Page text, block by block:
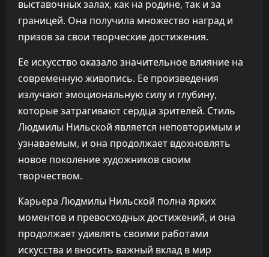
выставочных залах, как на родине, так и за
границей. Она получила множество наград и
призов за свои творческие достижения.
Ее искусство оказало значительное влияние на
современную живопись. Ее произведения
излучают эмоциональную силу и глубину,
которые затрагивают сердца зрителей. Стиль
Людмилы Нильской является неповторимым и
узнаваемым, и она продолжает вдохновлять
новое поколение художников своим
творчеством.
Карьера Людмилы Нильской полна ярких
моментов и превосходных достижений, и она
продолжает удивлять своими работами
искусства и вносить важный вклад в мир